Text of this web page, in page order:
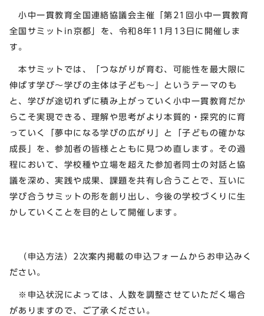
小中一貫教育全国連絡協議会主催「第21回小中一貫教育
全国サミットin京都」を、令和8年11月13日に開催しま
す。
本サミットでは、「つながりが育む、可能性を最大限に
伸ばす学び～学びの主体は子ども～」というテーマのも
と、学びが途切れずに積み上がっていく小中一貫教育だか
らこそ実現できる、理解や思考がより本質的・探究的に育
っていく「夢中になる学びの広がり」と「子どもの確かな
成長」を、参加者の皆様とともに見つめ直します。その過
程において、学校種や立場を超えた参加者同士の対話と協
議を深め、実践や成果、課題を共有し合うことで、互いに
学び合うサミットの形を創り出し、今後の学校づくりに生
かしていくことを目的として開催します。
（申込方法）2次案内掲載の申込フォームからお申込みく
ださい。
※申込状況によっては、人数を調整させていただく場合
がありますので、ご了承ください。